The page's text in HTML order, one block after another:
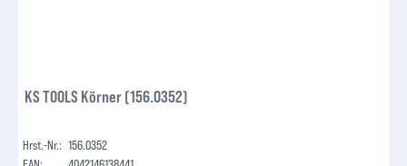
KS TOOLS Körner (156.0352)
Hrst.-Nr.: 156.0352